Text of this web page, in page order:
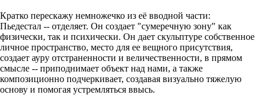
Кратко перескажу немножечко из её вводной части:
Пьедестал -- отделяет. Он создает "сумеречную зону" как
физически, так и психически. Он дает скульптуре собственное
личное пространство, место для ее вещного присутствия,
создает ауру отстраненности и величественности, в прямом
смысле -- приподнимает объект над нами, а также
композиционно подчеркивает, создавая визуально тяжелую
основу и помогая устремляться ввысь.